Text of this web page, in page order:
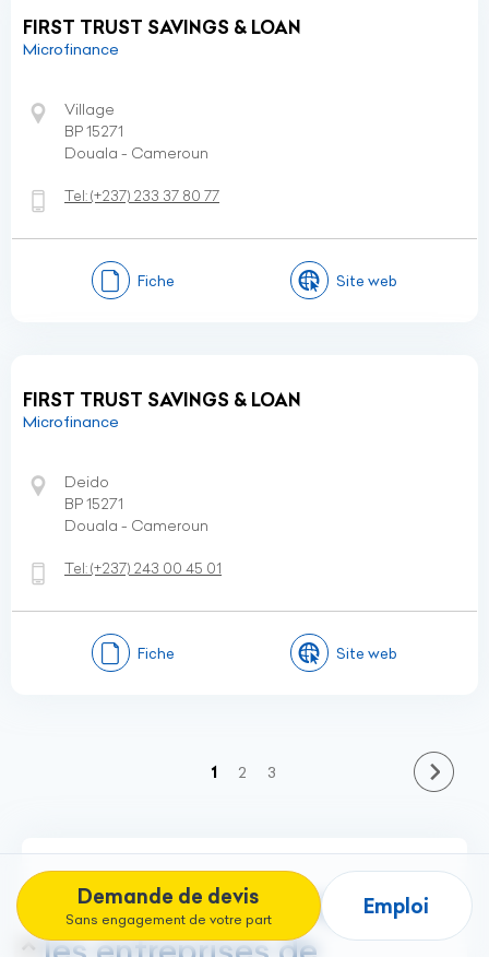
Demande de devis
Sans engagement de votre part
Emploi
FIRST TRUST SAVINGS & LOAN
Microfinance
Village
BP 15271
Douala - Cameroun
Tel:(+237) 233 37 80 77
Fiche Site web
FIRST TRUST SAVINGS & LOAN
Microfinance
Deido
BP 15271
Douala - Cameroun
Tel:(+237) 243 00 45 01
Fiche Site web
1 (current)
2 3
Quels services proposent